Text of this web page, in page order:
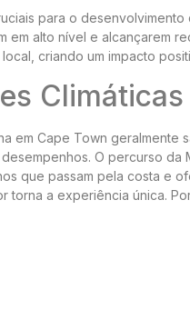
para o
em alto nível e alcançarem
criando um impacto
Climáticas
em Cape Town geralmente
O percurso
que passam pela costa e
torna a experiência única.